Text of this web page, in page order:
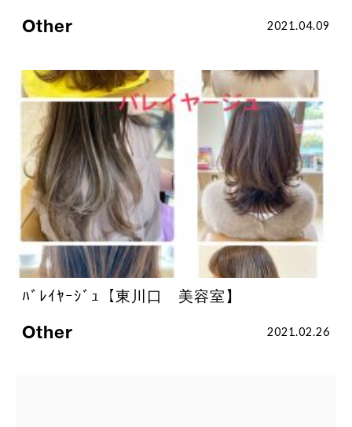
Other 2021.04.09
ﾊﾞﾚｲﾔｰｼﾞｭ【東川口 美容室】
Other 2021.02.26